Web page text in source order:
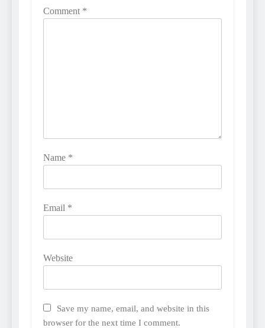
Comment *
Name *
Email *
Website
Save my name, email, and website in this
browser for the next time I comment.